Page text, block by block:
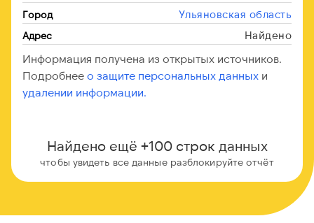
Город Ульяновская область
Адрес Найдено
Информация получена из открытых источников.
Подробнее о защите персональных данных и
удалении информации.
Найдено ещё +100 строк данных
чтобы увидеть все данные разблокируйте отчёт